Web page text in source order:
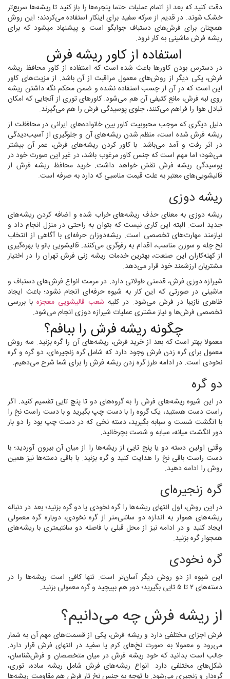
دقت کنید که بعد از اتمام عملیات حتما پنجره‌ها را باز کنید تا ریشه‌ها سریع‌تر
خشک شوند. در قدیم از سرکه سفید برای اینکار استفاده می‌کردند؛ این روش
همچنان برای فرش‌های دستباف جوابگو است و پیشنهاد میشود که برای
ریشه فرش ماشینی به کار نرود.
استفاده از کاور ریشه فرش
در دسترس بودن کاورها باعث شده است که استفاده از کاور محافظ ریشه
فرش، یکی دیگر از روش‌های معمول مراقبت از آن باشد. از مزیت‌های کاور
این است که در آن‌ از چسب استفاده نشده و ضمن محکم نگه داشتن ریشه
روی لبه فرش، مانع کثیفی آن هم می‌شود. کاورهای توری از آنجایی که امکان
تبادل هوا را فراهم می‌کنند، جلوی پوسیدگی فرش را هم می‌گیرند.
دلیل دیگری که موجب محبوبیت کاور بین خانواده‌های ایرانی در محافظت از
ریشه فرش شده است، منظم شدن ریشه‌های آن و جلوگیری از آسیب‌دیدگی
در اثر رفت و آمد می‌باشد. با کاور کردن ریشه‌های فرش، عمر آن بیشتر
می‌شود؛ اما مهم است که جنس کاور مرغوب باشد، در غیر این صورت خود در
پوسیدگی ریشه فرش نقش خواهد داشت. خرید محافظ ریشه فرش از
قالیشویی‌های معتبر به علت قیمت مناسبی که دارد به صرفه است.
ریشه ‌دوزی
ریشه‌ دوزی به معنای حذف ریشه‌های خراب شده و اضافه کردن ریشه‌های
جدید است. البته این کاری نیست که بتوان به راحتی در منزل انجام داد و
نیازمند مهارت‌های تخصصی است. ریشه‌دوزان حرفه‌ای با آگاهی از انتخاب
نخ چله و سوزن مناسب، اقدام به رفوگری می‌کنند. قالیشویی‌ بانو با بهره‌گیری
از کهنه‌کاران این صنعت، بهترین خدمات ریشه زنی فرش تهران را در اختیار
مشتریان ارزشمند خود قرار می‌دهد.
شیرازه دوزی فرش، قدمتی طولانی دارد. در مرمت انواع فرش‌های دستباف و
ماشینی در صورتی که این کار به شیوه حرفه‌ای انجام نشود؛ باعث ایجاد
ظاهری نازیبا در فرش می‌شود. در کلیه شعب قالیشویی معجزه با بررسی
تخصصی فرش‌ها و نیاز مشتری عملیات شیرازه دوزی انجام می‌شود.
چگونه ریشه فرش را ببافم؟
معمولا بهتر است که بعد از خرید فرش، ریشه‌های آن را گره بزنید. سه روش
معمول برای گره زدن فرش وجود دارد که شامل گره زنجیره‌ای، دو گره و گره
نخودی است. در ادامه طرز گره زدن ریشه فرش را برای شما شرح می‌دهیم.
دو گره
در این شیوه ریشه‌های فرش را به گروه‌های دو تا پنچ تایی تقسیم کنید. اگر
راست دست هستید، یک گروه را با دست چپ بگیرید و با دست راست نخ را
با انگشت شست و سبابه بگیرید، دسته نخی که در دست چپ بود را دو بار
دور انگشت میانه، سبابه و شصت بچرخانید.
وقتی اولین دسته دو یا پنج تایی از ریشه‌ها را از میان آن بیرون آوردید؛ با
دست راست باقی نخ را هدایت کنید و گره بزنید. با باقی دسته‌ها نیز همین
روش را ادامه دهید.
گره زنجیره‌ای
در این روش، اول انتهای ریشه‌ها را گره نخودی یا دو گره بزنید؛ بعد در دنباله
ریشه‌های هموار به اندازه دو سانتی‌متر از گره نخودی، دوباره گره معمولی
ایجاد کنید و در ادامه نیز از محل قبلی با فاصله دو سانتیمتری با ریشه‌های
همجوار گره بزنید.
گره نخودی
این شیوه از دو روش دیگر آسان‌تر است. تنها کافی است ریشه‌ها را در
دسته‌های ۲ تا ۵ تایی بگیرید؛ دور هم بپیچید و گره معمولی بزنید.
از ریشه فرش چه می‌دانیم؟
فرش اجزای مختلفی دارد و ریشه فرش، یکی از قسمت‌های مهم آن به شمار
می‌رود و معمولا به صورت نخ‌های کرم یا سفید در انتهای فرش قرار دارد.
جالب است بدانید که خود ریشه فرش در میان متخصصان و فرش‌شناسان،
شکل‌های مختلفی دارد. انواع ریشه‌های فرش شامل ریشه ساده، توری،
گره‌دار و زنجیری می‌شود. با توجه به جنس نخ تار فرش هم مقاومت ریشه‌ها